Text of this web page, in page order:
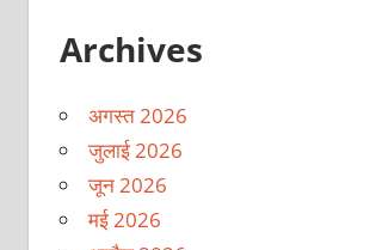
Archives
अगस्त 2026
जुलाई 2026
जून 2026
मई 2026